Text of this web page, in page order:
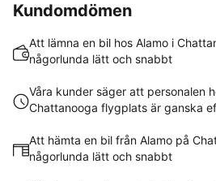
Kundomdömen
Att lämna en bil hos Alamo i
någorlunda lätt och snabbt
Våra kunder säger att personalen
Chattanooga flygplats är ganska
Att hämta en bil från Alamo på
någorlunda lätt och snabbt